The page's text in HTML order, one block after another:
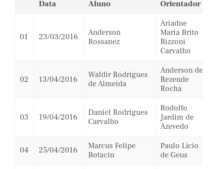
Data
Aluno Orientador
01 23/03/2016
Anderson
Rossanez
Ariadne
Maria Brito
Rizzoni
Carvalho
02 13/04/2016
Waldir Rodrigues
de Almeida
Anderson de
Rezende
Rocha
03 19/04/2016
Daniel Rodrigues
Carvalho
Rodolfo
Jardim de
Azevedo
04 25/04/2016
Marcus Felipe
Botacin
Paulo Lício
de Geus